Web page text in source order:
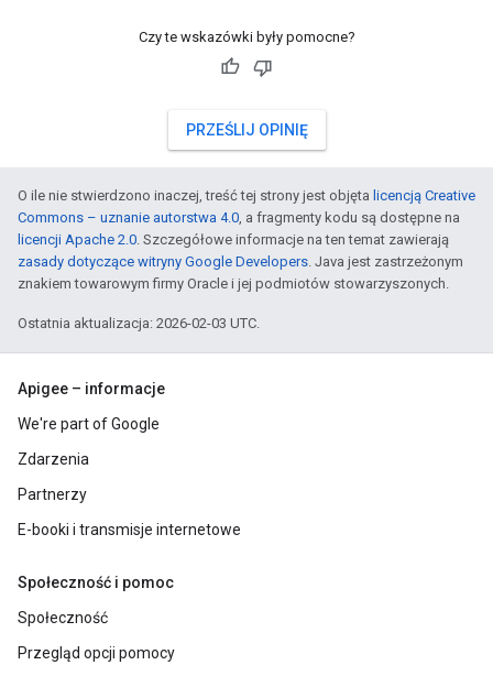
Czy te wskazówki były pomocne?
PRZEŚLIJ OPINIĘ
O ile nie stwierdzono inaczej, treść tej strony jest objęta licencją Creative
Commons – uznanie autorstwa 4.0, a fragmenty kodu są dostępne na
licencji Apache 2.0. Szczegółowe informacje na ten temat zawierają
zasady dotyczące witryny Google Developers. Java jest zastrzeżonym
znakiem towarowym firmy Oracle i jej podmiotów stowarzyszonych.
Ostatnia aktualizacja: 2026-02-03 UTC.
Apigee – informacje
We're part of Google
Zdarzenia
Partnerzy
E-booki i transmisje internetowe
Społeczność i pomoc
Społeczność
Przegląd opcji pomocy